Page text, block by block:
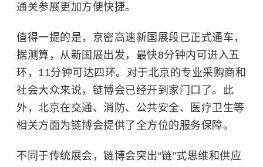
通关参展更加方便快捷。
值得一提的是，京密高速新国展段已正式通车，
据测算，从新国展出发，最快8分钟内可进入五
环，11分钟可达四环。对于北京的专业采购商和
社会大众来说，链博会已经开到家门口了。此
外，北京在交通、消防、公共安全、医疗卫生等
相关方面为链博会提供了全方位的服务保障。
不同于传统展会，链博会突出“链”式思维和供应